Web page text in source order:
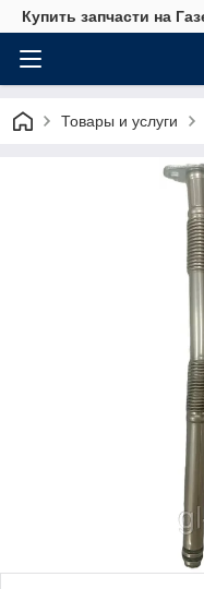
Купить запчасти на
Товары и услуги